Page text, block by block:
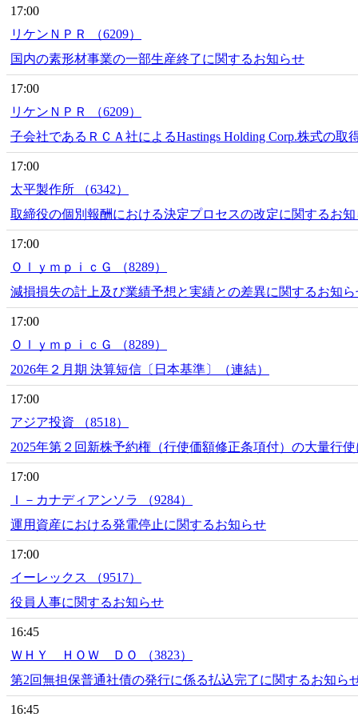
17:00
リケンＮＰＲ （6209）
国内の素形材事業の一部生産終了に関するお知らせ
17:00
リケンＮＰＲ （6209）
子会社であるＲＣＡ社によるHastings Holding Corp.株式の取
17:00
太平製作所 （6342）
取締役の個別報酬における決定プロセスの改定に関するお
17:00
ＯｌｙｍｐｉｃＧ （8289）
減損損失の計上及び業績予想と実績との差異に関するお知ら
17:00
ＯｌｙｍｐｉｃＧ （8289）
2026年２月期 決算短信〔日本基準〕（連結）
17:00
アジア投資 （8518）
2025年第２回新株予約権（行使価額修正条項付）の大量行
17:00
Ｉ－カナディアンソラ （9284）
運用資産における発電停止に関するお知らせ
17:00
イーレックス （9517）
役員人事に関するお知らせ
16:45
ＷＨＹ ＨＯＷ ＤＯ （3823）
第2回無担保普通社債の発行に係る払込完了に関するお知ら
16:45